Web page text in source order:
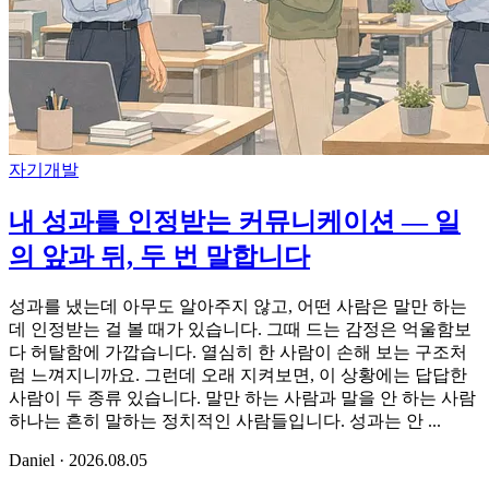
자기개발
내 성과를 인정받는 커뮤니케이션 — 일
의 앞과 뒤, 두 번 말합니다
성과를 냈는데 아무도 알아주지 않고, 어떤 사람은 말만 하는
데 인정받는 걸 볼 때가 있습니다. 그때 드는 감정은 억울함보
다 허탈함에 가깝습니다. 열심히 한 사람이 손해 보는 구조처
럼 느껴지니까요. 그런데 오래 지켜보면, 이 상황에는 답답한
사람이 두 종류 있습니다. 말만 하는 사람과 말을 안 하는 사람
하나는 흔히 말하는 정치적인 사람들입니다. 성과는 안 ...
Daniel · 2026.08.05